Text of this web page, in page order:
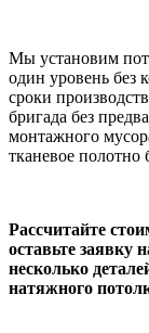
Мы установим
один уровень без
сроки
бригада без
монтажного
тканевое полотно
Рассчитайте
оставьте
несколько
натяжного